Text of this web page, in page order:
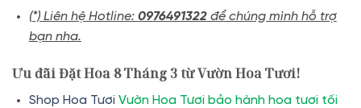
(*) Liên hệ Hotline: 0976491322để chúng mình hỗ trợ
bạn nha.
Ưu đãi Đặt Hoa 8 Tháng 3 từ Vườn Hoa Tươi!
Shop Hoa Tươi Vườn Hoa Tươi bảo hành hoa tươi tối